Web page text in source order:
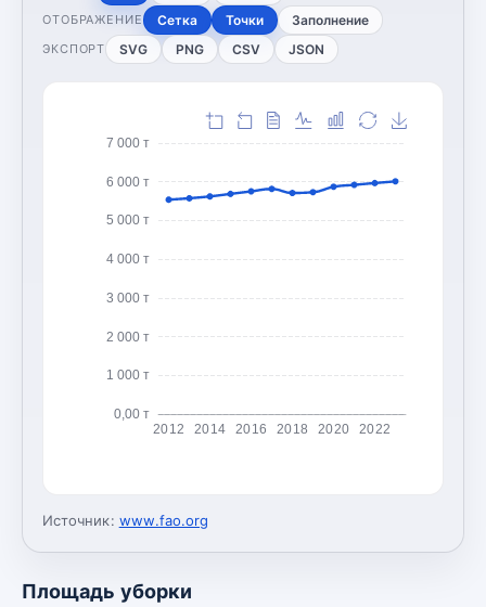
ОТОБРАЖЕНИЕ Сетка Точки Заполнение
ЭКСПОРТ SVG PNG CSV JSON
0,00 т
1 000 т
2 000 т
3 000 т
4 000 т
5 000 т
6 000 т
7 000 т
2012 2014 2016 2018 2020 2022
Источник: www.fao.org
Площадь уборки